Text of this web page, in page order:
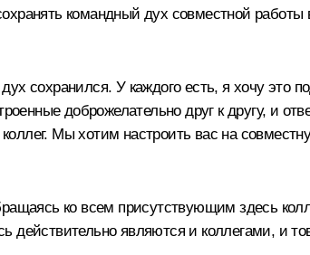
командный дух совместной работы
У каждого есть, я хочу это
доброжелательно друг к другу, и
Мы хотим настроить вас на
ко всем присутствующим здесь
действительно являются и коллегами, и